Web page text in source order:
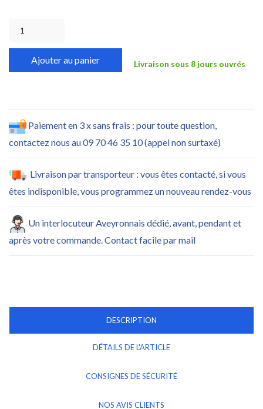
Ajouter au panier Livraison sous 8 jours ouvrés
Paiement en 3 x sans frais : pour toute question,
contactez nous au 09 70 46 35 10 (appel non surtaxé)
Livraison par transporteur : vous êtes contacté, si vous
êtes indisponible, vous programmez un nouveau rendez-vous
Un interlocuteur Aveyronnais dédié, avant, pendant et
après votre commande. Contact facile par mail
DESCRIPTION
DÉTAILS DE L'ARTICLE
CONSIGNES DE SÉCURITÉ
NOS AVIS CLIENTS